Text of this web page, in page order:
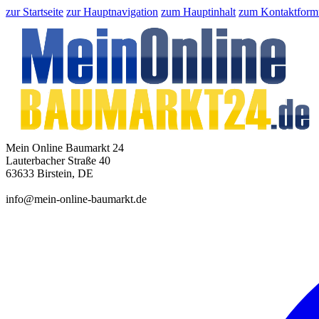
zur Startseite zur Hauptnavigation zum Hauptinhalt zum
Mein Online Baumarkt 24
Lauterbacher Straße 40
63633 Birstein, DE
info@mein-online-baumarkt.de